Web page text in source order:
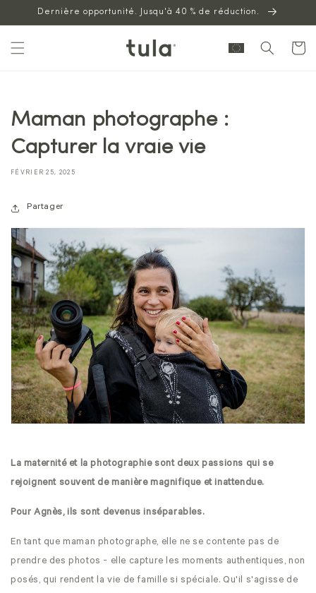
Aller au
contenu
Dernière opportunité. Jusqu'à 40 % de réduction.
Panier
Maman photographe :
Capturer la vraie vie
FÉVRIER 25, 2025
Partager
La maternité et la photographie sont deux passions qui se
rejoignent souvent de manière magnifique et inattendue.
Pour Agnès, ils sont devenus inséparables.
En tant que maman photographe, elle ne se contente pas de
prendre des photos - elle capture les moments authentiques, non
posés, qui rendent la vie de famille si spéciale. Qu'il s'agisse de